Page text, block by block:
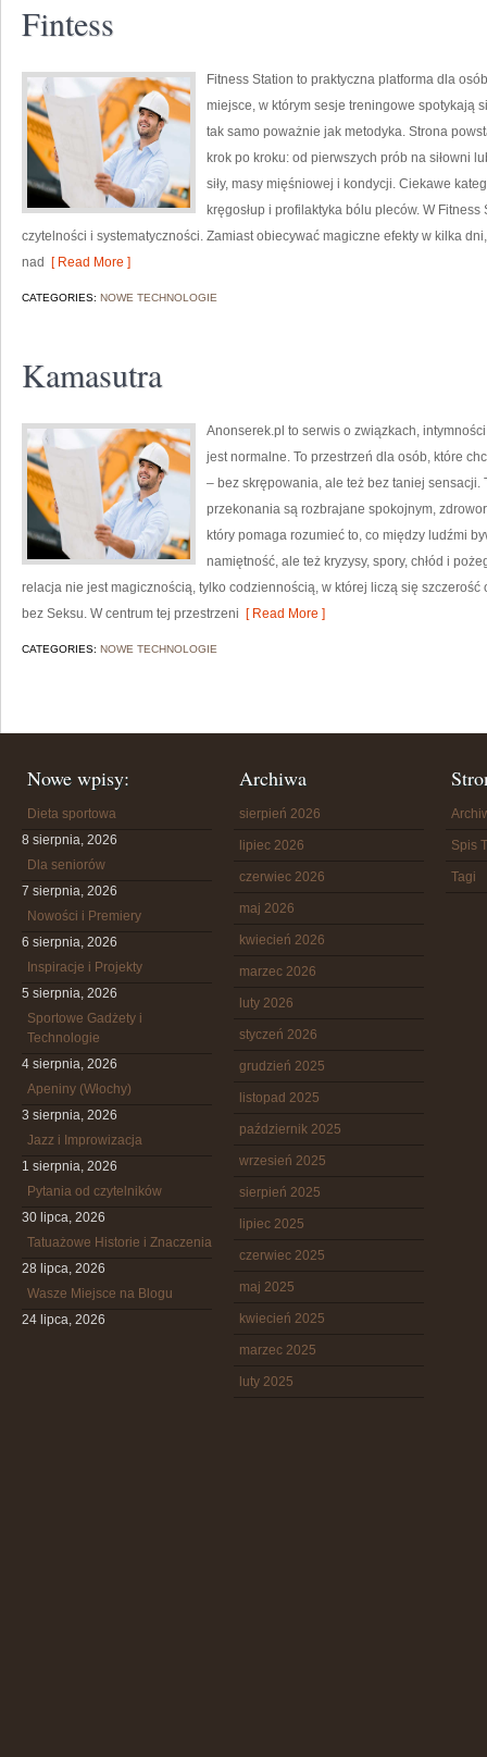
Fintess
Fitness Station to praktyczna platforma dla
miejsce, w którym sesje treningowe spotykają
tak samo poważnie jak metodyka. Strona
krok po kroku: od pierwszych prób na siłowni
siły, masy mięśniowej i kondycji. Ciekawe
kręgosłup i profilaktyka bólu pleców. W
czytelności i systematyczności. Zamiast obiecywać magiczne efekty w kilka
nad
[ Read More ]
CATEGORIES: NOWE TECHNOLOGIE
Kamasutra
Anonserek.pl to serwis o związkach,
jest normalne. To przestrzeń dla osób, które
– bez skrępowania, ale też bez taniej sensacji.
przekonania są rozbrajane spokojnym,
który pomaga rozumieć to, co między ludźmi
namiętność, ale też kryzysy, spory, chłód i
relacja nie jest magicznością, tylko codziennością, w której liczą się
bez Seksu. W centrum tej przestrzeni [ Read More ]
CATEGORIES: NOWE TECHNOLOGIE
Nowe wpisy:
Dieta sportowa
8 sierpnia, 2026
Dla seniorów
7 sierpnia, 2026
Nowości i Premiery
6 sierpnia, 2026
Inspiracje i Projekty
5 sierpnia, 2026
Sportowe Gadżety i
Technologie
4 sierpnia, 2026
Apeniny (Włochy)
3 sierpnia, 2026
Jazz i Improwizacja
1 sierpnia, 2026
Pytania od czytelników
30 lipca, 2026
Tatuażowe Historie i Znaczenia
28 lipca, 2026
Wasze Miejsce na Blogu
24 lipca, 2026
Archiwa
sierpień 2026
lipiec 2026
czerwiec 2026
maj 2026
kwiecień 2026
marzec 2026
luty 2026
styczeń 2026
grudzień 2025
listopad 2025
październik 2025
wrzesień 2025
sierpień 2025
lipiec 2025
czerwiec 2025
maj 2025
kwiecień 2025
marzec 2025
luty 2025
Spis
Tagi